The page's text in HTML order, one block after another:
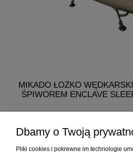
MIKADO ŁÓŻKO
ŚPIWOREM ENCLAVE
Dbamy o Twoją
Pliki cookies i pokrewne im technologie